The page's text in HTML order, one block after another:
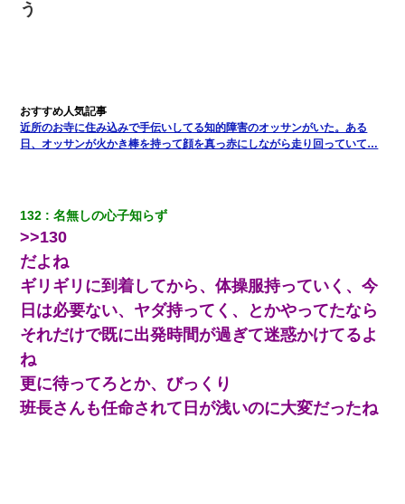
された
アパートのドアに『ハンザイ者！この人はさいあくの人です』と
妻「ずっと好きだった人と一緒になりたいから、わかれてくださ
い」→離婚後、娘と実家で生活してると…
【クズ】昔、兄がお見合いして「ブスすぎｗｗｗ」と断った女性
が、兄の同級生と結婚。それを知った兄は荒れ狂い、｢嫁さん、俺
のお古ですが気分はどう？」とメールを送った→
男だけどリベンジポノレノの被害者になって未だに人生が立ち直
せない
【画像】女上司(30)「終電なくなったね…部屋くる？」ワイ「行
う
近所のお寺に住み込みで手伝いしてる知的障害のオッサンがいた。ある
日、オッサンが火かき棒を持って顔を真っ赤にしながら走り回っていて…
132 名無しの心子知らず
>>130
だよね
ギリギリに到着してから、体操服持っていく、今
日は必要ない、ヤダ持ってく、とかやってたなら
それだけで既に出発時間が過ぎて迷惑かけてるよ
ね
更に待ってろとか、びっくり
班長さんも任命されて日が浅いのに大変だったね